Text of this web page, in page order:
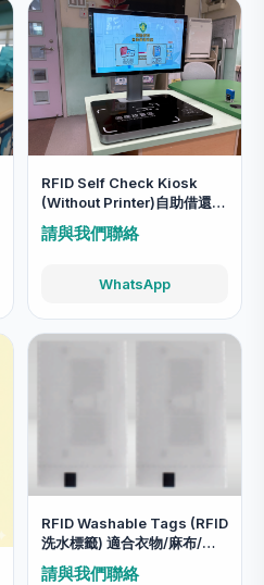
RFID Self Check Kiosk
(Without Printer)自助借還機
(沒有打印功能)
請與我們聯絡
WhatsApp
RFID Washable Tags (RFID
洗水標籤) 適合衣物/麻布/柔
軟物料使用
請與我們聯絡